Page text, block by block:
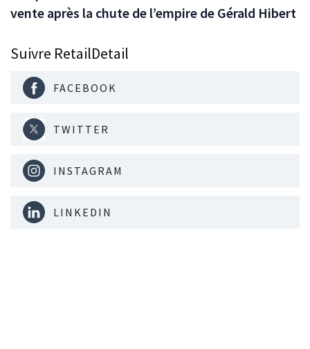
vente après la chute de l’empire de Gérald Hibert
Suivre RetailDetail
FACEBOOK
TWITTER
INSTAGRAM
LINKEDIN